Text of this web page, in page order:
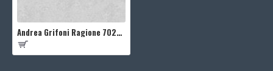
Andrea Grifoni Ragione 7025-5